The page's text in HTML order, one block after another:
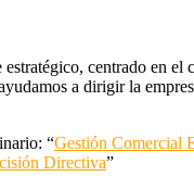
estratégico, centrado en el
a dirigir la
“Gestión Comercial
Directiva”